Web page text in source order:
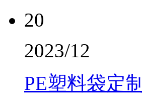
20
2023/12
PE塑料袋定